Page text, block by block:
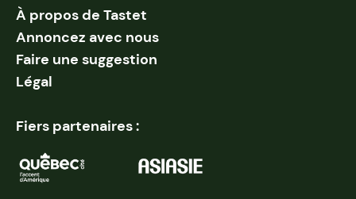
À propos de Tastet
Annoncez avec nous
Faire une suggestion
Légal
Fiers partenaires :